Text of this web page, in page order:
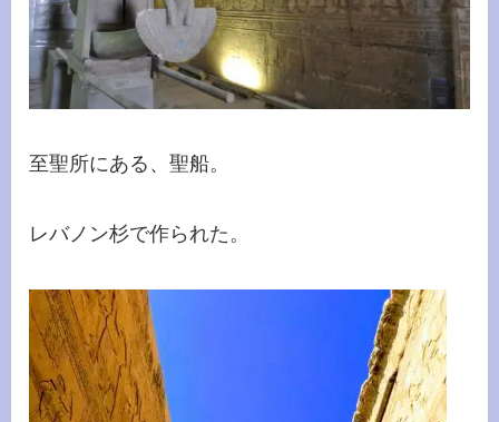
至聖所にある、聖船。
レバノン杉で作られた。